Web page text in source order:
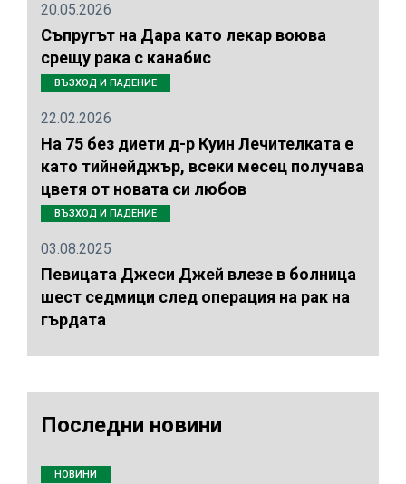
20.05.2026
Съпругът на Дара като лекар воюва
срещу рака с канабис
ВЪЗХОД И ПАДЕНИЕ
22.02.2026
На 75 без диети д-р Куин Лечителката е
като тийнейджър, всеки месец получава
цветя от новата си любов
ВЪЗХОД И ПАДЕНИЕ
03.08.2025
Певицата Джеси Джей влезе в болница
шест седмици след операция на рак на
гърдата
Последни новини
НОВИНИ